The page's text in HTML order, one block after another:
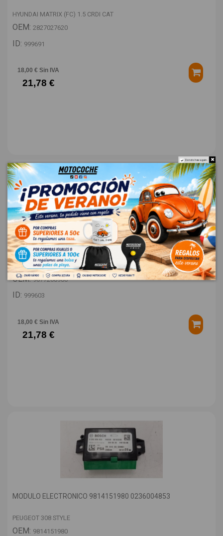
HYUNDAI MATRIX (FC) 1.5 CRDI CAT
OEM: 2827027620
ID: 999691
18,00 € Sin IVA
21,78 €
TAPA EXTERIOR COMBUSTIBLE 9677268980
PEUGEOT 308 STYLE
OEM:9677268980
ID: 999603
18,00 € Sin IVA
21,78 €
MODULO ELECTRONICO 9814151980 0236004853
PEUGEOT 308 STYLE
OEM: 9814151980
Do not show again.